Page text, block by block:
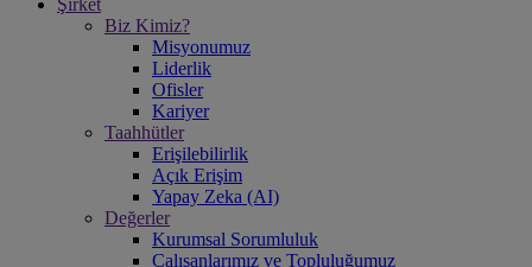
Şirket
Biz Kimiz?
Misyonumuz
Liderlik
Ofisler
Kariyer
Taahhütler
Erişilebilirlik
Açık Erişim
Yapay Zeka (AI)
Değerler
Kurumsal Sorumluluk
Çalışanlarımız ve Topluluğumuz